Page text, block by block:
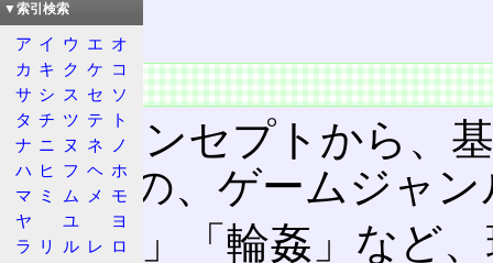
特徴
概要
そのコンセプトから、
ゲーム の、ゲームジャ
「強姦」「輪姦」など
▼索引検索
ア イ ウ エ オ
カ キ ク ケ コ
サ シ ス セ ソ
タ チ ツ テ
ト
ナ ニ ヌ ネ
ノ
ハ ヒ フ ヘ ホ
マ ミ ム メ
モ
ヤ
ユ
ヨ
ラ
リ ル レ ロ